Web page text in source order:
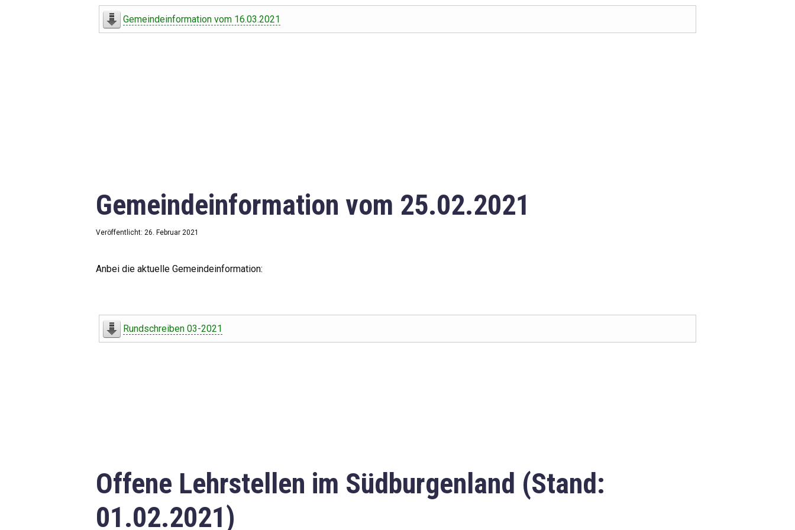
Offener Haushalt
Downloads
Impressum
Gemeindeinformation vom 16.03.2021
Gemeindeinformation vom 25.02.2021
Veröffentlicht: 26. Februar 2021
Anbei die aktuelle Gemeindeinformation:
Rundschreiben 03-2021
Offene Lehrstellen im Südburgenland (Stand:
01.02.2021)